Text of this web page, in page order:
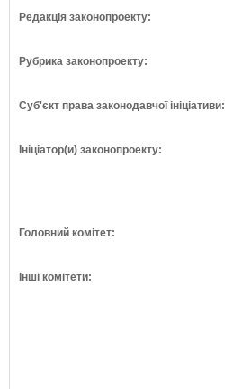
Редакція законопроекту:
Рубрика законопроекту:
Суб'єкт права законодавчої ініціативи:
Ініціатор(и) законопроекту:
Головний комітет:
Інші комітети: